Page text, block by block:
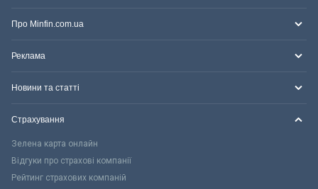
Про Minfin.com.ua
Реклама
Новини та статті
Страхування
Зелена карта онлайн
Відгуки про страхові компанії
Рейтинг страхових компаній